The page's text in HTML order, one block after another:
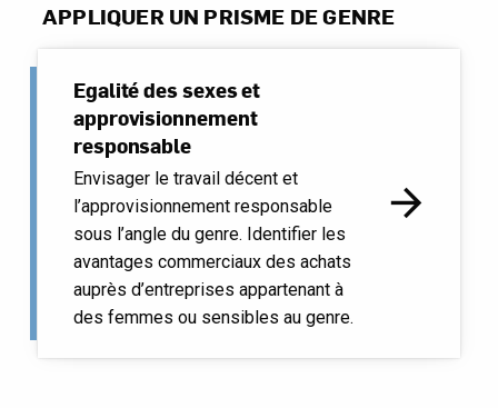
APPLIQUER UN PRISME DE GENRE
Egalité des sexes et
approvisionnement
responsable
Envisager le travail décent et
l’approvisionnement responsable
sous l’angle du genre. Identifier les
avantages commerciaux des achats
auprès d’entreprises appartenant à
des femmes ou sensibles au genre.
arrow_forward